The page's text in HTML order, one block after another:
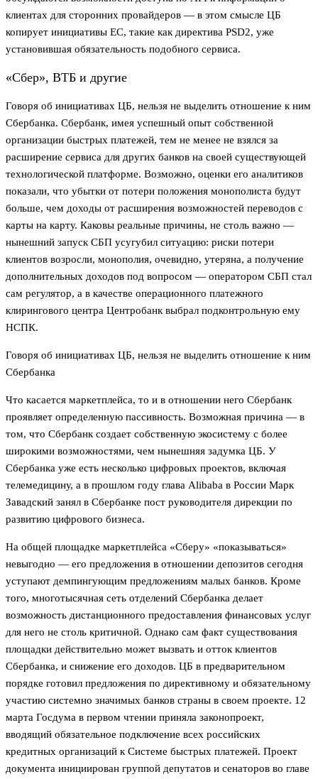
клиентах для сторонних провайдеров — в этом смысле ЦБ
копирует инициативы ЕС, такие как директива PSD2, уже
установившая обязательность подобного сервиса.
«Сбер», ВТБ и другие
Говоря об инициативах ЦБ, нельзя не выделить отношение к ним
Сбербанка. Сбербанк, имея успешный опыт собственной
организации быстрых платежей, тем не менее не взялся за
расширение сервиса для других банков на своей существующей
технологической платформе. Возможно, оценки его аналитиков
показали, что убытки от потери положения монополиста будут
больше, чем доходы от расширения возможностей переводов с
карты на карту. Каковы реальные причины, не столь важно —
нынешний запуск СБП усугубил ситуацию: риски потери
клиентов возросли, монополия, очевидно, утеряна, а получение
дополнительных доходов под вопросом — оператором СБП стал
сам регулятор, а в качестве операционного платежного
клирингового центра Центробанк выбрал подконтрольную ему
НСПК.
Говоря об инициативах ЦБ, нельзя не выделить отношение к ним
Сбербанка
Что касается маркетплейса, то и в отношении него Сбербанк
проявляет определенную пассивность. Возможная причина — в
том, что Сбербанк создает собственную экосистему с более
широкими возможностями, чем нынешняя задумка ЦБ. У
Сбербанка уже есть несколько цифровых проектов, включая
телемедицину, а в прошлом году глава Alibaba в России Марк
Завадский занял в Сбербанке пост руководителя дирекции по
развитию цифрового бизнеса.
На общей площадке маркетплейса «Сберу» «показываться»
невыгодно — его предложения в отношении депозитов сегодня
уступают демпингующим предложениям малых банков. Кроме
того, многотысячная сеть отделений Сбербанка делает
возможность дистанционного предоставления финансовых услуг
для него не столь критичной. Однако сам факт существования
площадки действительно может вызвать и отток клиентов
Сбербанка, и снижение его доходов. ЦБ в предварительном
порядке готовил предложения по директивному и обязательному
участию системно значимых банков страны в своем проекте. 12
марта Госдума в первом чтении приняла законопроект,
вводящий обязательное подключение всех российских
кредитных организаций к Системе быстрых платежей. Проект
документа инициирован группой депутатов и сенаторов во главе